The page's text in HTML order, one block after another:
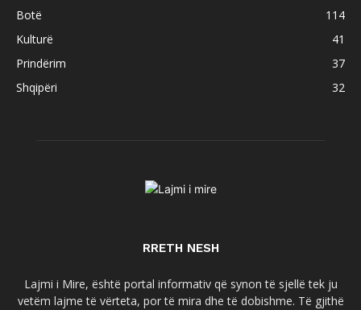
Botë
114
Kulturë
41
Prindërim
37
Shqipëri
32
RRETH NESH
Lajmi i Mire, është portal informativ që synon të sjellë tek ju
vetëm lajme të vërteta, por të mira dhe të dobishme. Të gjithë